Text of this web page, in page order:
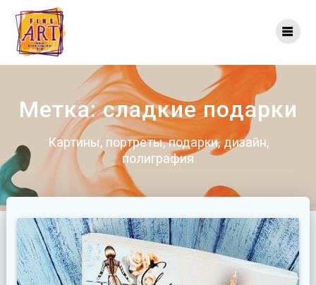
Метка:сладкие подарки
Картины, портреты, подарки, дизайн,
полиграфия